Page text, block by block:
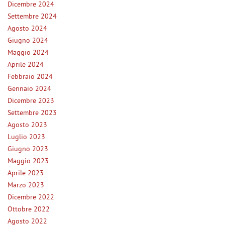
NEWS
AREA COMMERCIANTI
Dicembre 2024
Settembre 2024
Agosto 2024
Giugno 2024
Maggio 2024
Aprile 2024
Febbraio 2024
Gennaio 2024
Dicembre 2023
Settembre 2023
Agosto 2023
Luglio 2023
Giugno 2023
Maggio 2023
Aprile 2023
Marzo 2023
Dicembre 2022
Ottobre 2022
Agosto 2022
di
questi
strumenti
di
tracciamento
si
rimanda
alla
cookie
Puoi
rivedere
e
modificare
le
tue
scelte
in
qualsiasi
momento.